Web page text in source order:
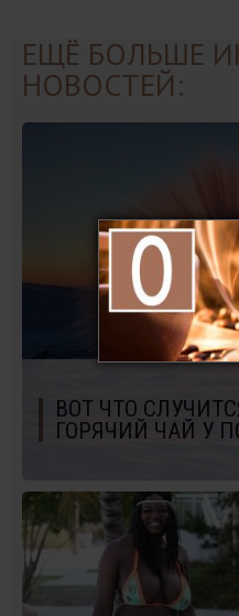
ЕЩЁ БОЛЬШЕ
НОВОСТЕЙ:
ВОТ ЧТО
ГОРЯЧИЙ ЧАЙ У